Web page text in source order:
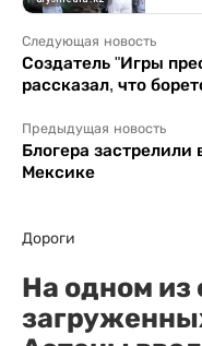
Следующая новость
Создатель "Игры
рассказал, что
Предыдущая новость
Блогера
Мексике
Дороги
На одном из